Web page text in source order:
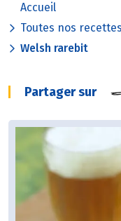
Accueil
Toutes nos recettes
Welsh rarebit
Partager sur